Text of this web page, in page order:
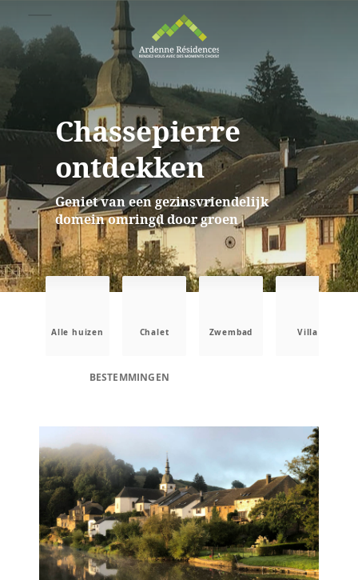
Chassepierre
ontdekken
Geniet van een gezinsvriendelijk
domein omringd door groen
Alle huizen Chalet Zwembad Villa
BESTEMMINGEN